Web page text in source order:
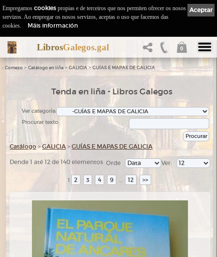
LibrosGalegos.gal 0
:: Comezo > Catálogo en liña > GALICIA> GUÍAS E MAPAS DE GALICIA
Tenda en liña - Libros Galegos
Ver categoría:
Procurar texto:
Catálogo >GALICIA > GUÍAS E MAPAS DE GALICIA
Dende 1 até 12 de 140 elementos Ver:
Orde
1 2 3 4 9 ... 12 >>
Aceptar
Empregamos cookies propias e de terceiros que nos permiten ofrecer os nosos
servizos. Ao empregar os nosos servizos, aceptas o uso que facemos das
cookies.
Máis información